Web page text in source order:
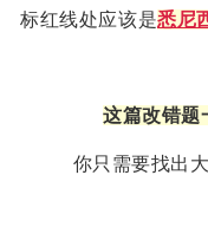
标红线处应该是悉尼
这篇改错题
你只需要找出